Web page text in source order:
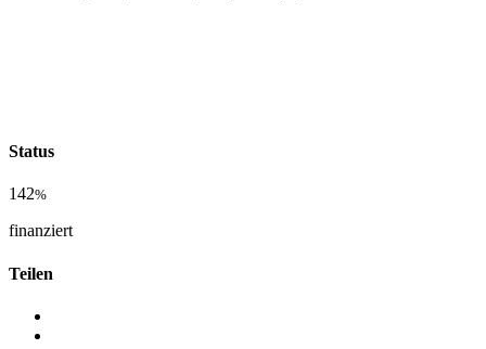
Status
142%
finanziert
Teilen